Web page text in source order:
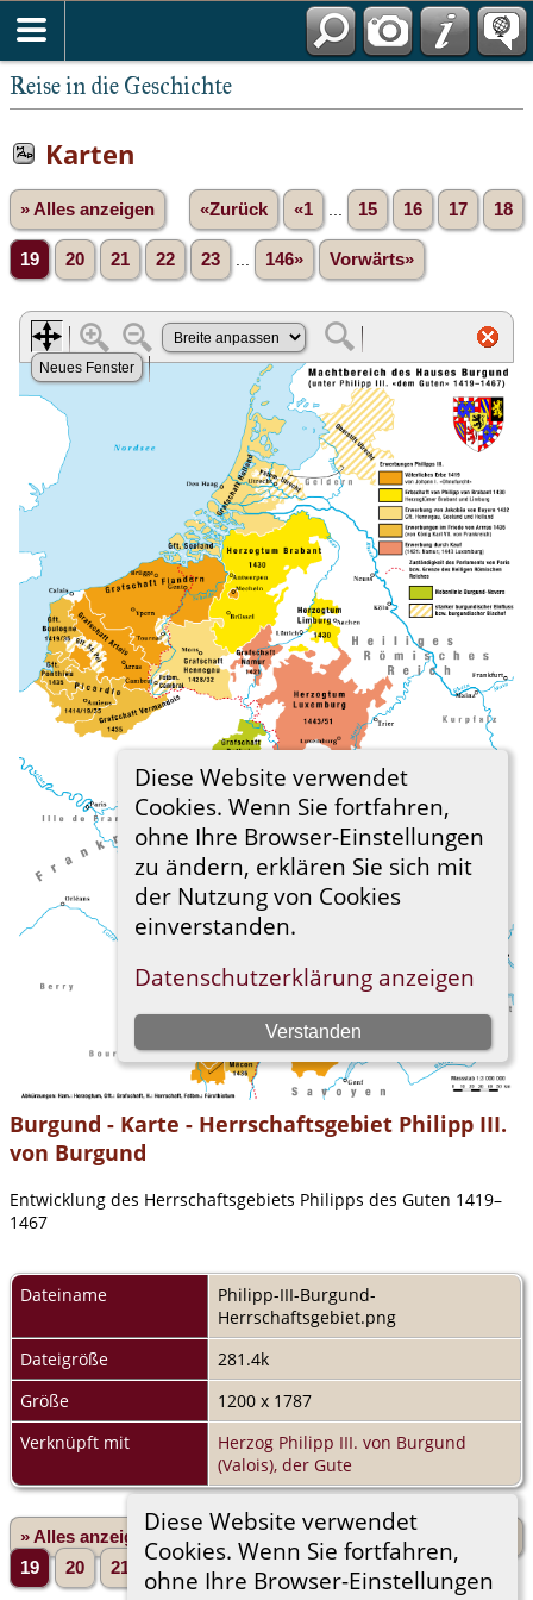
Reise in die Geschichte
Diese Website verwendet
Cookies. Wenn Sie fortfahren,
ohne Ihre Browser-Einstellungen
Karten
» Alles anzeigen «Zurück «1 15 16 17 18
19 20 21 22 23 146» Vorwärts»
Burgund - Karte - Herrschaftsgebiet Philipp III.
von Burgund
Entwicklung des Herrschaftsgebiets Philipps des Guten 1419–
1467
Dateiname
Philipp-III-Burgund-
Herrschaftsgebiet.png
Dateigröße
281.4k
Größe
1200 x 1787
Verknüpft mit
Herzog Philipp III. von Burgund
(Valois), der Gute
» Alles anzeigen
19
20 21 22 23